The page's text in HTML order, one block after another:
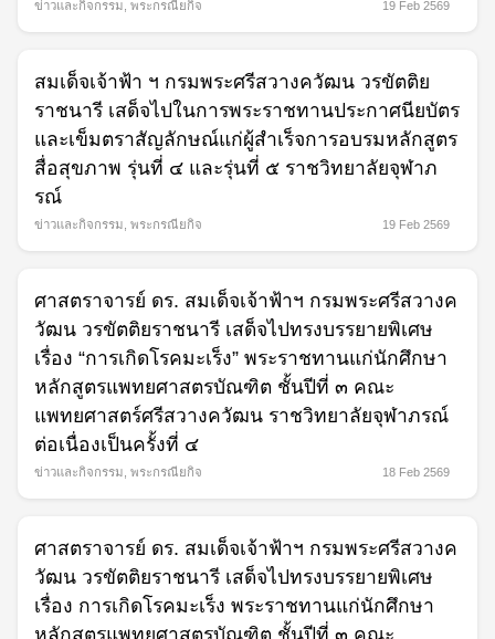
ข่าวและกิจกรรม พระกรณียกิจ 19 Feb 2569
สมเด็จเจ้าฟ้า ฯ กรมพระศรีสวางควัฒน วรขัตติย
ราชนารี เสด็จไปในการพระราชทานประกาศนียบัตร
และเข็มตราสัญลักษณ์แก่ผู้สำเร็จการอบรมหลักสูตร
สื่อสุขภาพ รุ่นที่ ๔ และรุ่นที่ ๕ ราชวิทยาลัยจุฬาภ
รณ์
ข่าวและกิจกรรม พระกรณียกิจ 19 Feb 2569
ศาสตราจารย์ ดร. สมเด็จเจ้าฟ้าฯ กรมพระศรีสวางค
วัฒน วรขัตติยราชนารี เสด็จไปทรงบรรยายพิเศษ
เรื่อง “การเกิดโรคมะเร็ง” พระราชทานแก่นักศึกษา
หลักสูตรแพทยศาสตรบัณฑิต ชั้นปีที่ ๓ คณะ
แพทยศาสตร์ศรีสวางควัฒน ราชวิทยาลัยจุฬาภรณ์
ต่อเนื่องเป็นครั้งที่ ๔
ข่าวและกิจกรรม พระกรณียกิจ 18 Feb 2569
ศาสตราจารย์ ดร. สมเด็จเจ้าฟ้าฯ กรมพระศรีสวางค
วัฒน วรขัตติยราชนารี เสด็จไปทรงบรรยายพิเศษ
เรื่อง การเกิดโรคมะเร็ง พระราชทานแก่นักศึกษา